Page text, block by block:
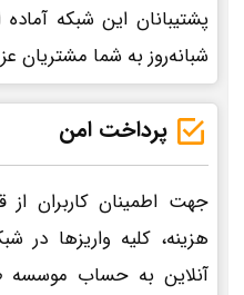
پشتیبانان این شبکه
شبانه‌روز به شما مشتریان
پرداخت امن
جهت اطمینان کاربران
هزینه، کلیه واریزها در
آنلاین به حساب موسسه